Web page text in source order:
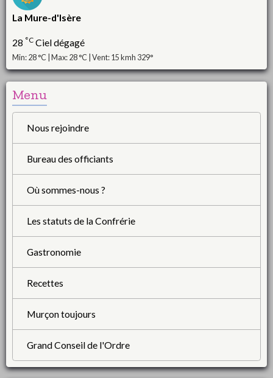
La Mure-d'Isère
28 °C Ciel dégagé
Min: 28 °C | Max: 28 °C | Vent: 15 kmh 329°
Menu
Nous rejoindre
Bureau des officiants
Où sommes-nous ?
Les statuts de la Confrérie
Gastronomie
Recettes
Murçon toujours
Grand Conseil de l'Ordre